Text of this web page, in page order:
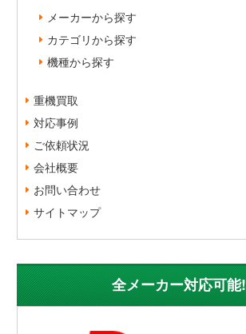
メーカーから探す
カテゴリから探す
機種から探す
重機買取
対応事例
ご依頼状況
会社概要
お問い合わせ
サイトマップ
全メーカー対応可能!